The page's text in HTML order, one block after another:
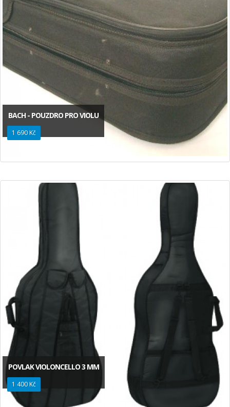
BACH - POUZDRO PRO VIOLU
1 690 Kč
POVLAK VIOLONCELLO 3 MM
1 400 Kč